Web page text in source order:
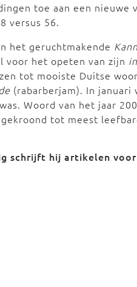
toe aan een nieuwe
versus 56.
het geruchtmakende
voor het opeten van zijn
tot mooiste Duitse
(rabarberjam). In januari
Woord van het jaar
tot meest
schrijft hij artikelen